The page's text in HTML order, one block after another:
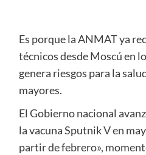
Es porque la ANMAT ya
técnicos desde Moscú en
genera riesgos para la
mayores.
El Gobierno nacional
la vacuna Sputnik V en
partir de febrero»,